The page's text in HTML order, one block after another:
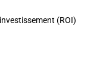
(ROI)